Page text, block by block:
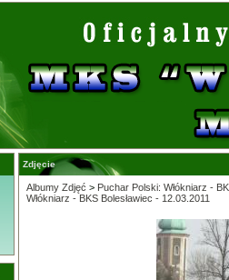
Zdjęcie
Albumy Zdjęć > Puchar Polski: Włókniarz -
Włókniarz - BKS Bolesławiec - 12.03.2011